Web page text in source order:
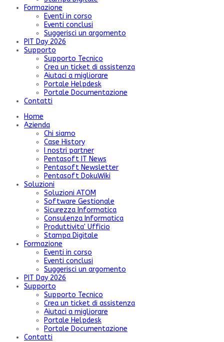
Formazione
Eventi in corso
Eventi conclusi
Suggerisci un argomento
PIT Day 2026
Supporto
Supporto Tecnico
Crea un ticket di assistenza
Aiutaci a migliorare
Portale Helpdesk
Portale Documentazione
Contatti
Home
Azienda
Chi siamo
Case History
I nostri partner
Pentasoft IT News
Pentasoft Newsletter
Pentasoft DokuWiki
Soluzioni
Soluzioni ATOM
Software Gestionale
Sicurezza Informatica
Consulenza Informatica
Produttivita' Ufficio
Stampa Digitale
Formazione
Eventi in corso
Eventi conclusi
Suggerisci un argomento
PIT Day 2026
Supporto
Supporto Tecnico
Crea un ticket di assistenza
Aiutaci a migliorare
Portale Helpdesk
Portale Documentazione
Contatti